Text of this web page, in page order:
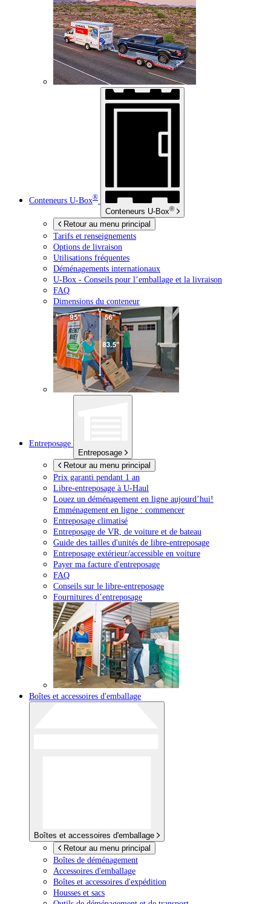
Conteneurs U-Box®
Conteneurs U-Box®
Retour au menu principal
Tarifs et renseignements
Options de livraison
Utilisations fréquentes
Déménagements internationaux
U-Box - Conseils pour l’emballage et la livraison
FAQ
Dimensions du conteneur
Entreposage
Entreposage
Retour au menu principal
Prix garanti pendant 1 an
Libre-entreposage à U-Haul
Louez un déménagement en ligne aujourd’hui!
Emménagement en ligne : commencer
Entreposage climatisé
Entreposage de VR, de voiture et de bateau
Guide des tailles d'unités de libre-entreposage
Entreposage extérieur/accessible en voiture
Payer ma facture d'entreposage
FAQ
Conseils sur le libre-entreposage
Fournitures d’entreposage
Boîtes et accessoires d'emballage
Boîtes et accessoires d'emballage
Retour au menu principal
Boîtes de déménagement
Accessoires d'emballage
Boîtes et accessoires d'expédition
Housses et sacs